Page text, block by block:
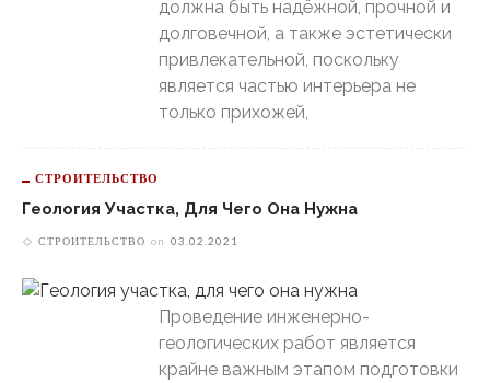
должна быть надёжной, прочной и
долговечной, а также эстетически
привлекательной, поскольку
является частью интерьера не
только прихожей,
СТРОИТЕЛЬСТВО
Геология Участка, Для Чего Она Нужна
СТРОИТЕЛЬСТВО on 03.02.2021
Проведение инженерно-
геологических работ является
крайне важным этапом подготовки